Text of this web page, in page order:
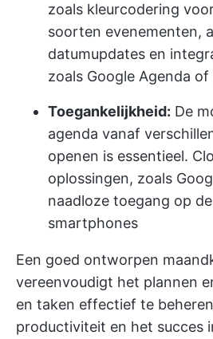
zoals kleurcodering
soorten evenementen,
datumupdates en
zoals Google Agenda
Toegankelijkheid: De
agenda vanaf
openen is essentieel.
oplossingen, zoals
naadloze toegang op
smartphones
Een goed ontworpen
vereenvoudigt het plannen
en taken effectief te
productiviteit en het succes